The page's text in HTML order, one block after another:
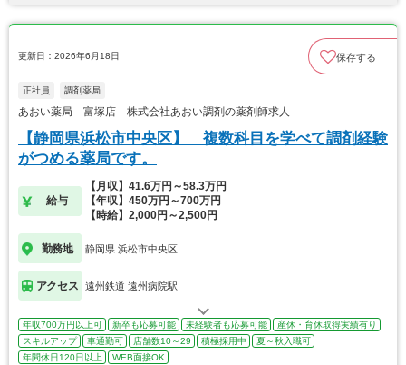
更新日：2026年6月18日 保存する
正社員 調剤薬局
あおい薬局 富塚店 株式会社あおい調剤の薬剤師求人
【静岡県浜松市中央区】 複数科目を学べて調剤経験
がつめる薬局です。
給与
【月収】41.6万円～58.3万円
【年収】450万円～700万円
【時給】2,000円～2,500円
勤務地 静岡県 浜松市中央区
アクセス 遠州鉄道 遠州病院駅
年収700万円以上可 新卒も応募可能 未経験者も応募可能
産休・育休取得実績有り
スキルアップ
車通勤可 店舗数10～29 積極採用中
夏～秋入職可
年間休日120日以上
WEB面接OK